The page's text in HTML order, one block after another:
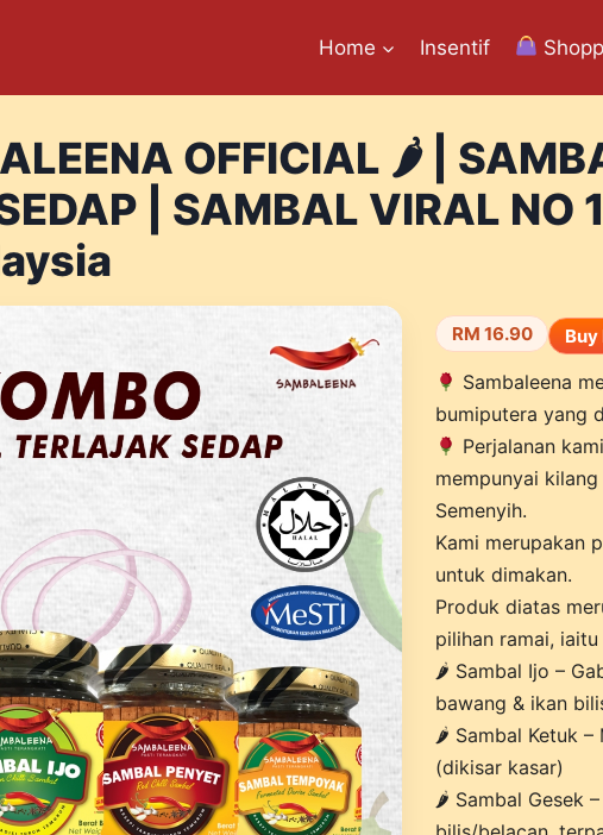
Home Insentif
OFFICIAL 🌶 |
| SAMBAL VIRAL NO
RM 16.90 Buy
Sambaleena
bumiputera yang
Perjalanan
mempunyai
Semenyih.
Kami merupakan
untuk dimakan.
Produk diatas
pilihan ramai, iaitu
🌶 Sambal Ijo –
bawang & ikan
🌶 Sambal Ketuk
(dikisar kasar)
🌶 Sambal Gesek